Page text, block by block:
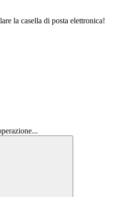
la casella di posta elettronica!